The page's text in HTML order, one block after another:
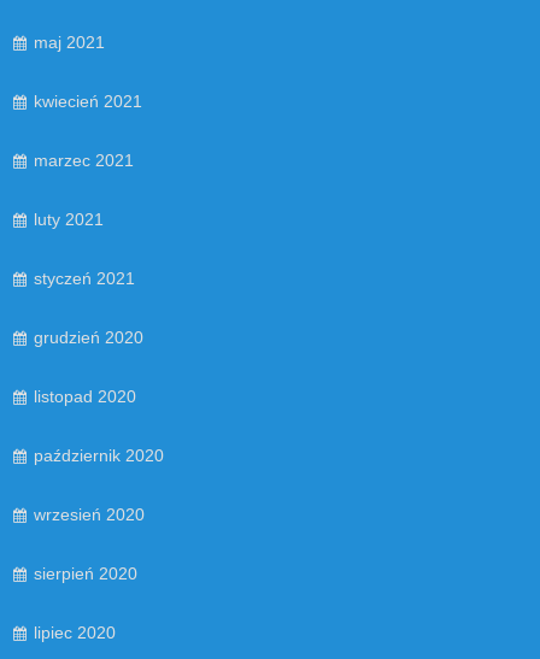
maj 2021
kwiecień 2021
marzec 2021
luty 2021
styczeń 2021
grudzień 2020
listopad 2020
październik 2020
wrzesień 2020
sierpień 2020
lipiec 2020